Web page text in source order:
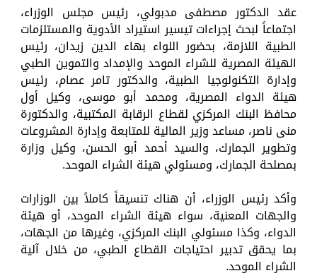
عقد الدكتور مصطفى مدبولي، رئيس مجلس الوزراء،
اجتماعاً لبحث إجراءات تيسير استيراد الأدوية والمستلزمات
الطبية اللازمة، بحضور اللواء بهاء الدين زيدان، رئيس
الهيئة المصرية للشراء الموحد والإمداد والتموين الطبي
وإدارة التكنولوجيا الطبية، والدكتور تامر عصام، رئيس
هيئة الدواء المصرية، ومحمد أبو موسى، وكيل أول
محافظ البنك المركزي لقطاع الرقابة المكتبية، والدكتورة
منى ناصر، مساعد وزير المالية للمتابعة وإدارة المشروعات
وتطوير الجمارك، والسيد أحمد أبو الحسن، وكيل وزارة
بمصلحة الجمارك، ومسئولي هيئة الشراء الموحد.
وأكد رئيس الوزراء، أن هناك تنسيقاً كاملاً بين الوزارات
والجهات المعنية، سواء هيئة الشراء الموحد، أو هيئة
الدواء، وكذا مسئولي البنك المركزي، وغيرها من الجهات،
بما يحقق تدبير احتياجات القطاع الطبي، من خلال آلية
الشراء الموحد.